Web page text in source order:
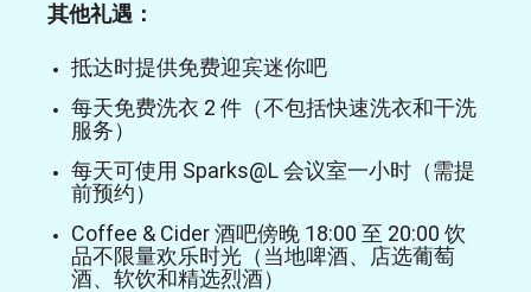
其他礼遇：
抵达时提供免费迎宾迷你吧
每天免费洗衣 2 件（不包括快速洗衣和干洗
服务）
每天可使用 Sparks@L 会议室一小时（需提
前预约）
Coffee & Cider 酒吧傍晚 18:00 至 20:00 饮
品不限量欢乐时光（当地啤酒、店选葡萄
酒、软饮和精选烈酒）